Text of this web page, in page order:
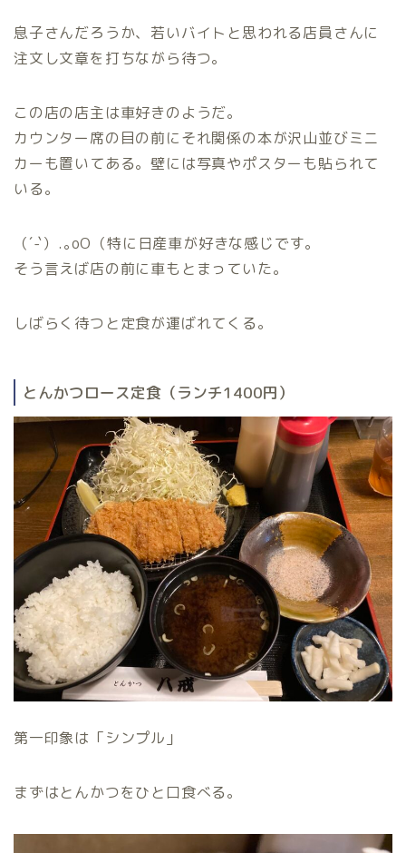
息子さんだろうか、若いバイトと思われる店員さんに
注文し文章を打ちながら待つ。
この店の店主は車好きのようだ。
カウンター席の目の前にそれ関係の本が沢山並びミニ
カーも置いてある。壁には写真やポスターも貼られて
いる。
（´-`）.｡oO（特に日産車が好きな感じです。
そう言えば店の前に車もとまっていた。
しばらく待つと定食が運ばれてくる。
とんかつロース定食（ランチ1400円）
第一印象は「シンプル」
まずはとんかつをひと口食べる。